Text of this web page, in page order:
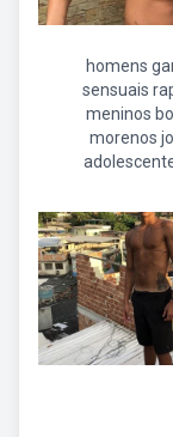
homens
sensuais
meninos
morenos